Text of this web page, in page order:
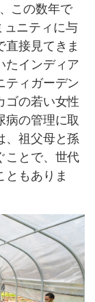
この数年で
ニティに与
直接見てきま
たインディア
ティガーデン
ゴの若い女性
病の管理に取
、祖父母と孫
ことで、世代
ともありま